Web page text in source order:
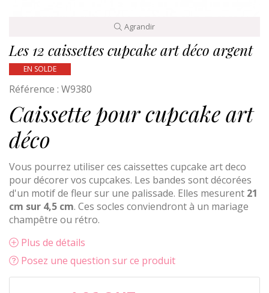
Agrandir
Les 12 caissettes cupcake art déco argent
EN SOLDE
Référence : W9380
Caissette pour cupcake art
déco
Vous pourrez utiliser ces caissettes cupcake art deco
pour décorer vos cupcakes. Les bandes sont décorées
d'un motif de fleur sur une palissade. Elles mesurent 21
cm sur 4,5 cm. Ces socles conviendront à un mariage
champêtre ou rétro.
Plus de détails
Posez une question sur ce produit